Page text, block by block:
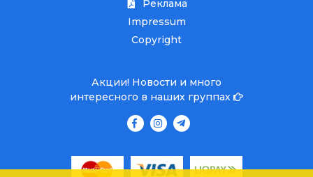
Реклама
Impressum
Copyright
Акции! Новости и много
интересного в наших группах